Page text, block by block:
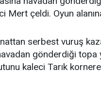
Mert çeldi. Oyun
serbest vuruş
gönderdiği topa
kaleci Tarık